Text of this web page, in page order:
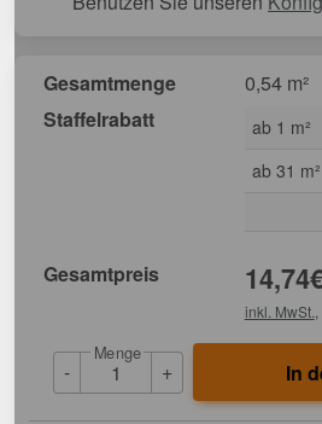
Gesamtmenge
0,54 m²
Staffelrabatt
ab 1 m²
ab 31 m²
Gesamtpreis 14,74
inkl. MwSt.
-
Menge
+ In